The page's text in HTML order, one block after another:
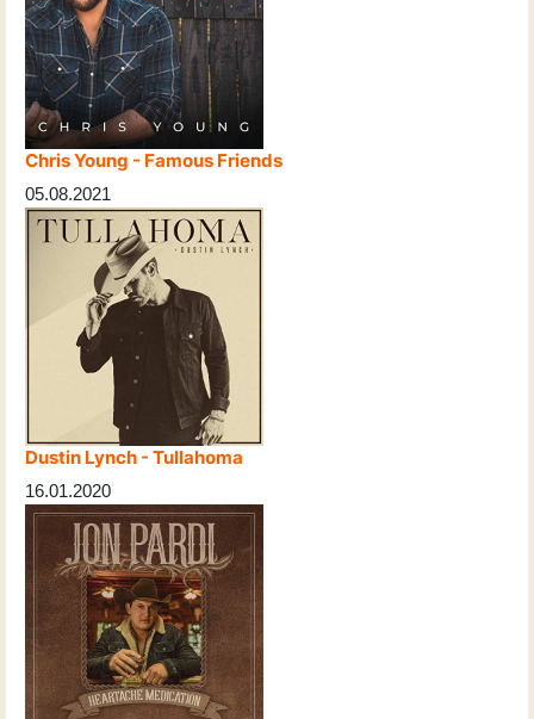
Chris Young - Famous Friends
05.08.2021
Dustin Lynch - Tullahoma
16.01.2020